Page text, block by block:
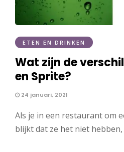
ETEN EN DRINKEN
Wat zijn de
en Sprite?
24 januari, 2021
Als je in een restaurant om
blijkt dat ze het niet hebben,